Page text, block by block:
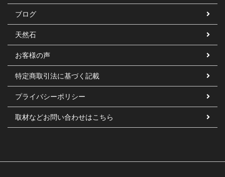
ブログ
天然石
お客様の声
特定商取引法に基づく記載
プライバシーポリシー
取材などお問い合わせはこちら